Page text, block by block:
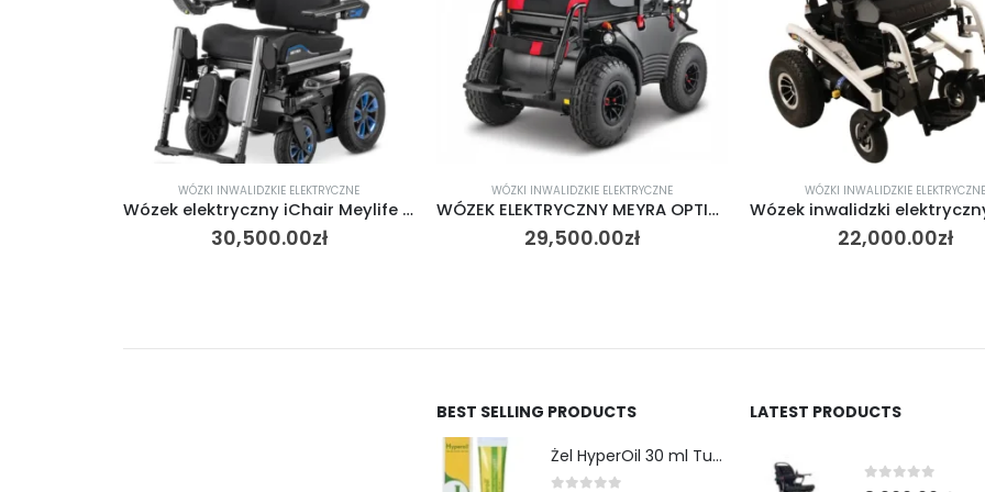
WÓZKI INWALIDZKIE ELEKTRYCZNE
WÓZEK ELEKTRYCZNY MEYRA OPTIMUS 2
29,500.00zł
WÓZKI INWALIDZKIE ELEKTRYCZNE
Wózek inwalidzki elektryczny LIW Care SPARKY
22,000.00zł
WÓZKI INWALIDZKIE ELEKTRYCZNE
10,000.00zł 9,750.00
BEST SELLING PRODUCTS
Żel HyperOil 30 ml Tubka
LATEST PRODUCTS